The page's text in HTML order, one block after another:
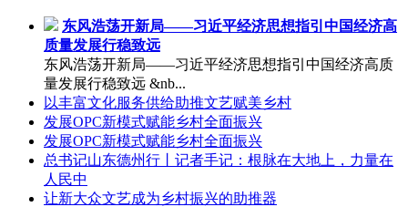
东风浩荡开新局——习近平经济思想指引中国经济高
质量发展行稳致远
东风浩荡开新局——习近平经济思想指引中国经济高质
量发展行稳致远 &nb...
以丰富文化服务供给助推文艺赋美乡村
发展OPC新模式赋能乡村全面振兴
发展OPC新模式赋能乡村全面振兴
总书记山东德州行丨记者手记：根脉在大地上，力量在
人民中
让新大众文艺成为乡村振兴的助推器